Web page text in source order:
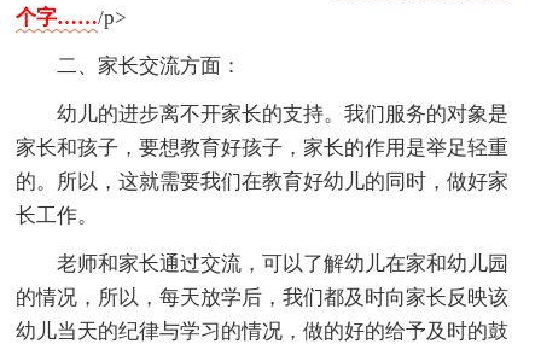
个字……/p>
二、家长交流方面：
幼儿的进步离不开家长的支持。我们服务的对象是
家长和孩子，要想教育好孩子，家长的作用是举足轻重
的。所以，这就需要我们在教育好幼儿的同时，做好家
长工作。
老师和家长通过交流，可以了解幼儿在家和幼儿园
的情况，所以，每天放学后，我们都及时向家长反映该
幼儿当天的纪律与学习的情况，做的好的给予及时的鼓